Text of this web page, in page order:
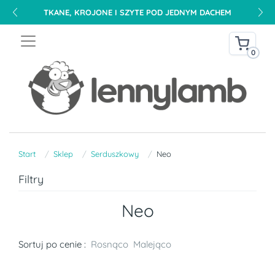
TKANE, KROJONE I SZYTE POD JEDNYM DACHEM
0
Start Sklep Serduszkowy Neo
Filtry
Neo
Sortuj po cenie : Rosnąco Malejąco